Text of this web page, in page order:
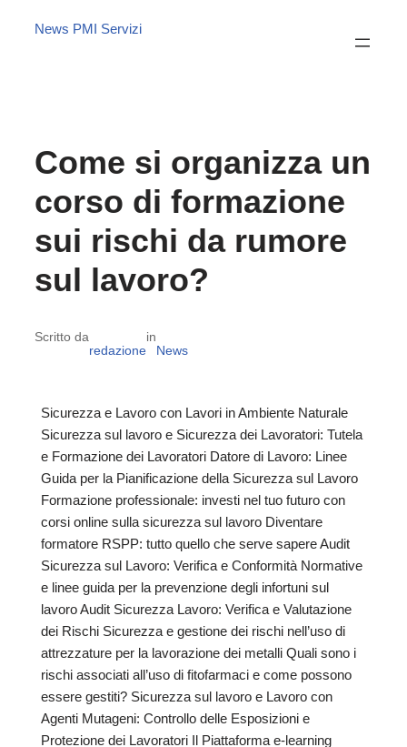
News PMI Servizi
Come si organizza un
corso di formazione
sui rischi da rumore
sul lavoro?
Scritto da
redazione
in
News
Sicurezza e Lavoro con Lavori in Ambiente Naturale
Sicurezza sul lavoro e Sicurezza dei Lavoratori: Tutela
e Formazione dei Lavoratori Datore di Lavoro: Linee
Guida per la Pianificazione della Sicurezza sul Lavoro
Formazione professionale: investi nel tuo futuro con
corsi online sulla sicurezza sul lavoro Diventare
formatore RSPP: tutto quello che serve sapere Audit
Sicurezza sul Lavoro: Verifica e Conformità Normative
e linee guida per la prevenzione degli infortuni sul
lavoro Audit Sicurezza Lavoro: Verifica e Valutazione
dei Rischi Sicurezza e gestione dei rischi nell’uso di
attrezzature per la lavorazione dei metalli Quali sono i
rischi associati all’uso di fitofarmaci e come possono
essere gestiti? Sicurezza sul lavoro e Lavoro con
Agenti Mutageni: Controllo delle Esposizioni e
Protezione dei Lavoratori Il Piattaforma e-learning